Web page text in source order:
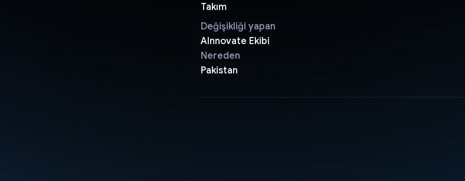
Takım
Değişikliği yapan
AInnovate Ekibi
Nereden
Pakistan